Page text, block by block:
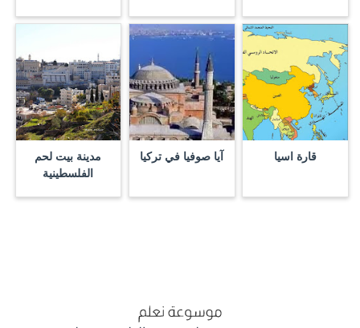
قارة اسيا آيا صوفيا في تركيا
مدينة بيت لحم
الفلسطينية